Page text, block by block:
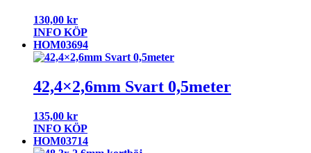
130,00 kr
INFO KÖP
HOM03694
42,4×2,6mm Svart 0,5meter
135,00 kr
INFO KÖP
HOM03714